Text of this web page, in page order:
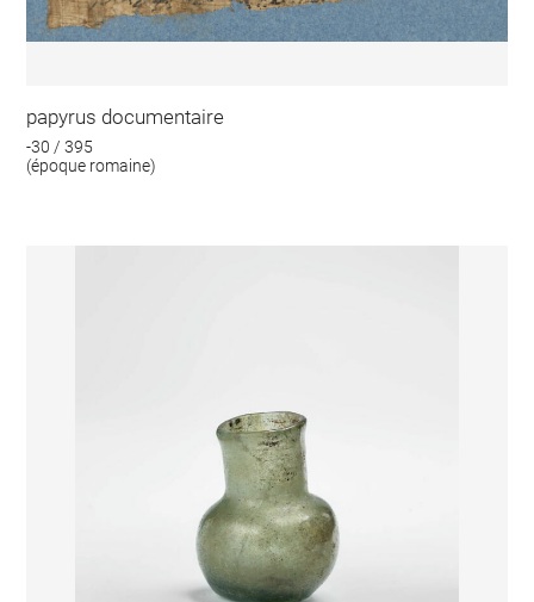
papyrus documentaire
-30 / 395
(époque romaine)